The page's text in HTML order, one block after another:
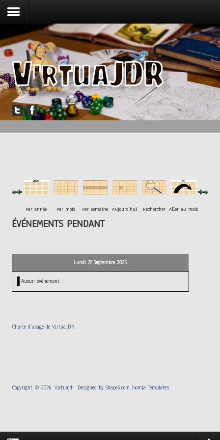
Accueil
Forum
Jouer
Messagerie
Par année Par mois Par semaine Aujourd'hui Rechercher Aller au mois
ÉVÉNEMENTS PENDANT
Lundi 22 Septembre 2025
Aucun événement
Charte d’usage de VirtuaJDR
Copyright © 2026. Virtuajdr. Designed by Shape5.com Joomla Templates